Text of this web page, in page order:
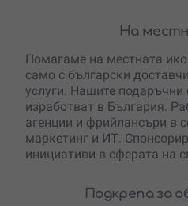
На
Помагаме на местната
само с български
услуги. Нашите подаръчни
изработват в България.
агенции и фрийлансъри в
маркетинг и ИТ.
инициативи в сферата на
Подкрепа за